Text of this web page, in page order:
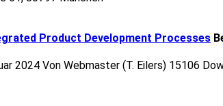
Product Development Processes
2024 Von Webmaster (T. Eilers) 15106